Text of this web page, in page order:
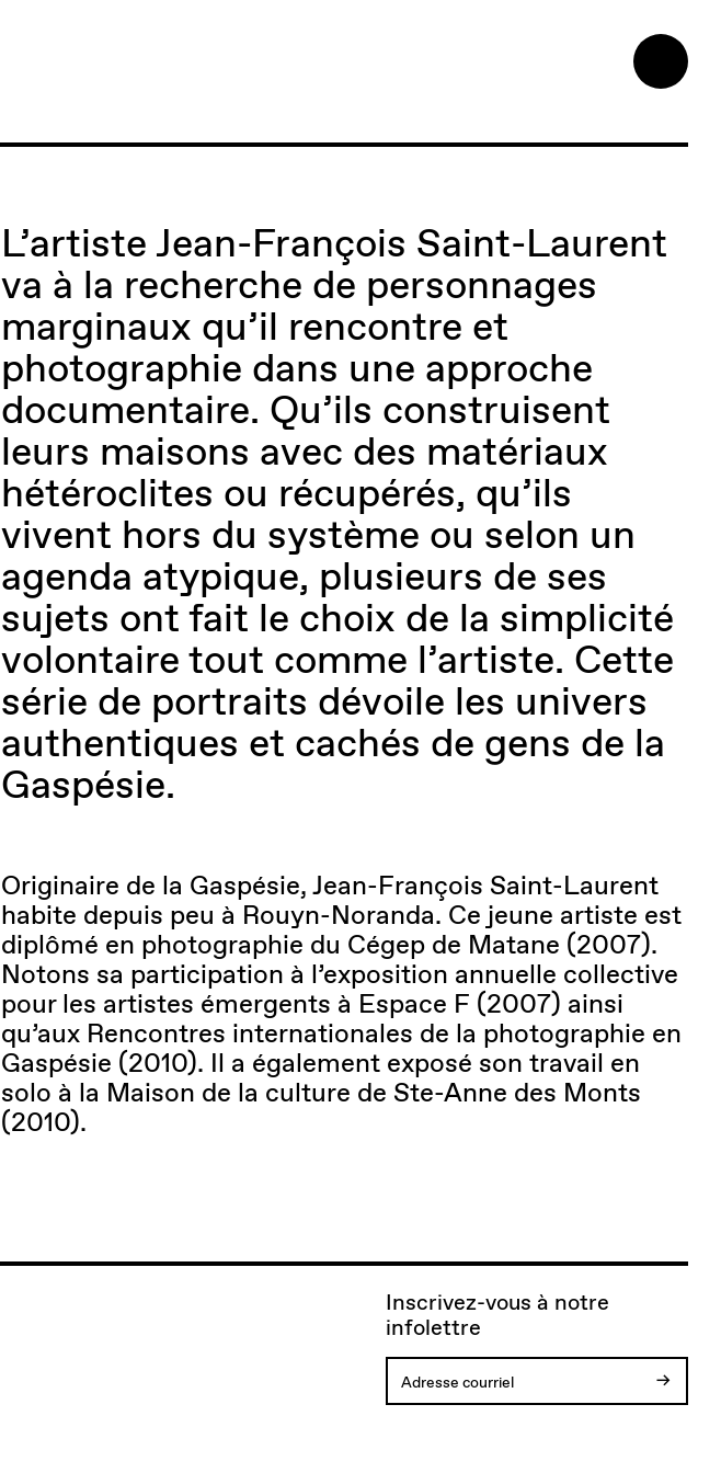
L’artiste Jean-François Saint-Laurent
va à la recherche de personnages
marginaux qu’il rencontre et
photographie dans une approche
documentaire. Qu’ils construisent
leurs maisons avec des matériaux
hétéroclites ou récupérés, qu’ils
vivent hors du système ou selon un
agenda atypique, plusieurs de ses
sujets ont fait le choix de la simplicité
volontaire tout comme l’artiste. Cette
série de portraits dévoile les univers
authentiques et cachés de gens de la
Gaspésie.
Originaire de la Gaspésie, Jean-François Saint-Laurent
habite depuis peu à Rouyn-Noranda. Ce jeune artiste est
diplômé en photographie du Cégep de Matane (2007).
Notons sa participation à l’exposition annuelle collective
pour les artistes émergents à Espace F (2007) ainsi
qu’aux Rencontres internationales de la photographie en
Gaspésie (2010). Il a également exposé son travail en
solo à la Maison de la culture de Ste-Anne des Monts
(2010).
Inscrivez-vous à notre
infolettre